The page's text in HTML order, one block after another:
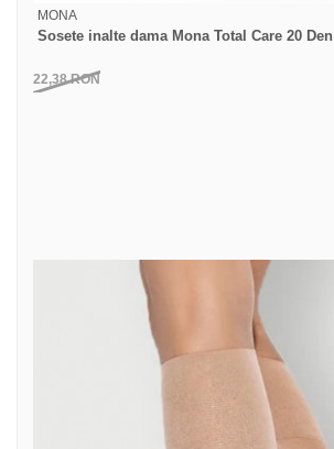
MONA
Sosete inalte dama Mona Total Care 20 Den
22,38RON